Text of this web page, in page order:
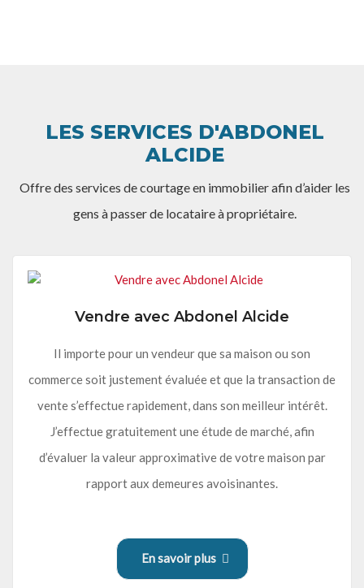
LES SERVICES D'ABDONEL
ALCIDE
Offre des services de courtage en immobilier afin d’aider les
gens à passer de locataire à propriétaire.
Vendre avec Abdonel Alcide
Il importe pour un vendeur que sa maison ou son
commerce soit justement évaluée et que la transaction de
vente s’effectue rapidement, dans son meilleur intérêt.
J’effectue gratuitement une étude de marché, afin
d’évaluer la valeur approximative de votre maison par
rapport aux demeures avoisinantes.
En savoir plus